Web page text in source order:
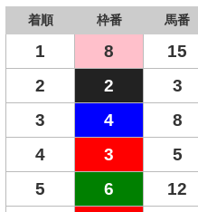
着順 枠番 馬番
1 8 15
2
2 3
3
4 8
4
3 5
5
6 12